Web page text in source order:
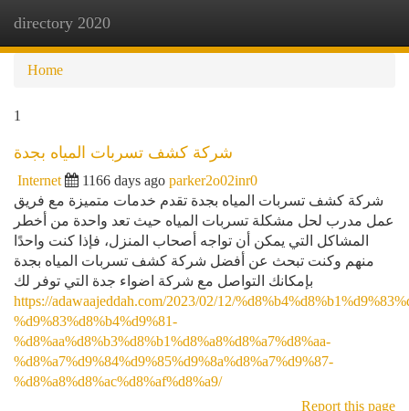
directory 2020
Home
1
شركة كشف تسربات المياه بجدة
Internet 1166 days ago parker2o02inr0
شركة كشف تسربات المياه بجدة تقدم خدمات متميزة مع فريق
عمل مدرب لحل مشكلة تسربات المياه حيث تعد واحدة من أخطر
المشاكل التي يمكن أن تواجه أصحاب المنزل، فإذا كنت واحدًا
منهم وكنت تبحث عن أفضل شركة كشف تسربات المياه بجدة
بإمكانك التواصل مع شركة اضواء جدة التي توفر لك
https://adawaajeddah.com/2023/02/12/
%d9%83%d8%b4%d9%81-
%d8%aa%d8%b3%d8%b1%d8%a8%d8%a7%d8%aa-
%d8%a7%d9%84%d9%85%d9%8a%d8%a7%d9%87-
%d8%a8%d8%ac%d8%af%d8%a9/
Report this page